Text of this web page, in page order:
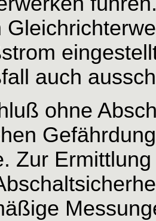
auch
ohne
Zur